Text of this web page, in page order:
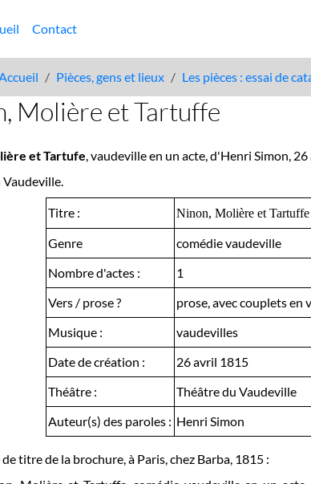
Contact
Pièces, gens et lieux Les pièces : essai de
Molière et Tartuffe
et Tartufe, vaudeville en un acte, d'Henri Simon,
Titre : Ninon, Molière et Tartuffe
Genre
comédie vaudeville
Nombre d'actes :
1
Vers / prose ?
prose, avec couplets en
Musique :
vaudevilles
Date de création :
26 avril 1815
Théâtre :
Théâtre du Vaudeville
Auteur(s) des paroles : Henri Simon
de titre de la brochure, à Paris, chez Barba, 1815 :